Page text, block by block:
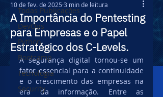
Todas Publicações
DevOps
Python
Bootcamp
Tecnologia
Security
A Importância do Pentesting
para Empresas e o Papel
Estratégico dos C-Levels.
10 de fev. de 2025 3 min de leitura
A segurança digital tornou-se um
fator essencial para a continuidade
e o crescimento das empresas na
era da informação. Entre as